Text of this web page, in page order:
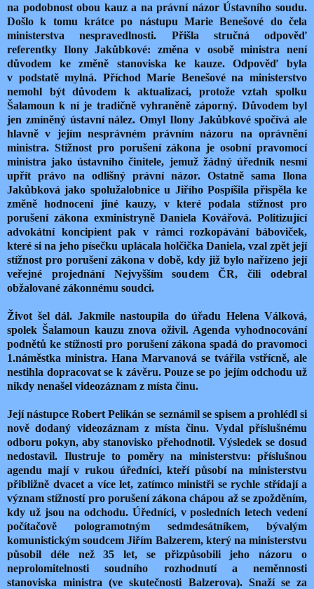
na podobnost obou kauz a na právní názor Ústavního soudu.
Došlo k tomu krátce po nástupu Marie Benešové do čela
ministerstva nespravedlnosti. Přišla stručná odpověď
referentky Ilony Jakůbkové: změna v osobě ministra není
důvodem ke změně stanoviska ke kauze. Odpověď byla
v podstatě mylná. Příchod Marie Benešové na ministerstvo
nemohl být důvodem k aktualizaci, protože vztah spolku
Šalamoun k ní je tradičně vyhraněně záporný. Důvodem byl
jen zmíněný ústavní nález. Omyl Ilony Jakůbkové spočívá ale
hlavně v jejím nesprávném právním názoru na oprávnění
ministra. Stížnost pro porušení zákona je osobní pravomocí
ministra jako ústavního činitele, jemuž žádný úředník nesmí
upřít právo na odlišný právní názor. Ostatně sama Ilona
Jakůbková jako spolužalobnice u Jiřího Pospíšila přispěla ke
změně hodnocení jiné kauzy, v které podala stížnost pro
porušení zákona exministryně Daniela Kovářová. Politizující
advokátní koncipient pak v rámci rozkopávání báboviček,
které si na jeho písečku uplácala holčička Daniela, vzal zpět její
stížnost pro porušení zákona v době, kdy již bylo nařízeno její
veřejné projednání Nejvyšším soudem ČR, čili odebral
obžalované zákonnému soudci.
Život šel dál. Jakmile nastoupila do úřadu Helena Válková,
spolek Šalamoun kauzu znova oživil. Agenda vyhodnocování
podnětů ke stížnosti pro porušení zákona spadá do pravomoci
1.náměstka ministra. Hana Marvanová se tvářila vstřícně, ale
nestihla dopracovat se k závěru. Pouze se po jejím odchodu už
nikdy nenašel videozáznam z místa činu.
Její nástupce Robert Pelikán se seznámil se spisem a prohlédl si
nově dodaný videozáznam z místa činu. Vydal příslušnému
odboru pokyn, aby stanovisko přehodnotil. Výsledek se dosud
nedostavil. Ilustruje to poměry na ministerstvu: příslušnou
agendu mají v rukou úředníci, kteří působí na ministerstvu
přibližně dvacet a více let, zatímco ministři se rychle střídají a
význam stížností pro porušení zákona chápou až se zpožděním,
kdy už jsou na odchodu. Úředníci, v posledních letech vedení
počítačově pologramotným sedmdesátníkem, bývalým
komunistickým soudcem Jiřím Balzerem, který na ministerstvu
působil déle než 35 let, se přizpůsobili jeho názoru o
neprolomitelnosti soudního rozhodnutí a neměnnosti
stanoviska ministra (ve skutečnosti Balzerova). Snaží se za